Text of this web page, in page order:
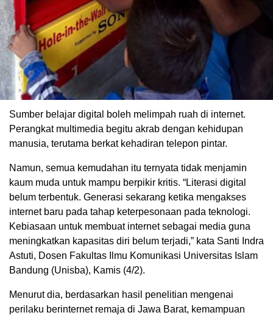
Sumber belajar digital boleh melimpah ruah di internet.
Perangkat multimedia begitu akrab dengan kehidupan
manusia, terutama berkat kehadiran telepon pintar.
Namun, semua kemudahan itu ternyata tidak menjamin
kaum muda untuk mampu berpikir kritis. “Literasi digital
belum terbentuk. Generasi sekarang ketika mengakses
internet baru pada tahap keterpesonaan pada teknologi.
Kebiasaan untuk membuat internet sebagai media guna
meningkatkan kapasitas diri belum terjadi,” kata Santi Indra
Astuti, Dosen Fakultas Ilmu Komunikasi Universitas Islam
Bandung (Unisba), Kamis (4/2).
Menurut dia, berdasarkan hasil penelitian mengenai
perilaku berinternet remaja di Jawa Barat, kemampuan